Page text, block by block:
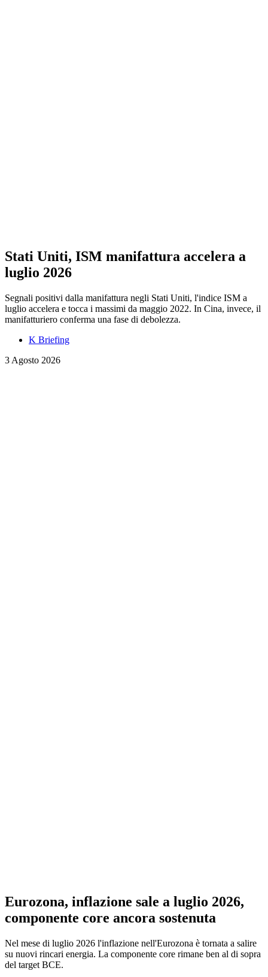
Stati Uniti, ISM manifattura accelera a
luglio 2026
Segnali positivi dalla manifattura negli Stati Uniti, l'indice ISM a
luglio accelera e tocca i massimi da maggio 2022. In Cina, invece, il
manifatturiero conferma una fase di debolezza.
K Briefing
3 Agosto 2026
Eurozona, inflazione sale a luglio 2026,
componente core ancora sostenuta
Nel mese di luglio 2026 l'inflazione nell'Eurozona è tornata a salire
su nuovi rincari energia. La componente core rimane ben al di sopra
del target BCE.